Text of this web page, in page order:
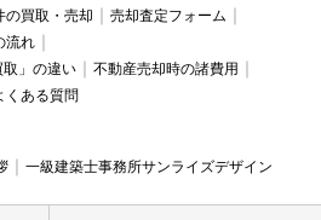
の買取・売却
売却査定フォーム
流れ
」の違い
不動産売却時の諸費用
くある質問
一級建築士事務所サンライズデザイン